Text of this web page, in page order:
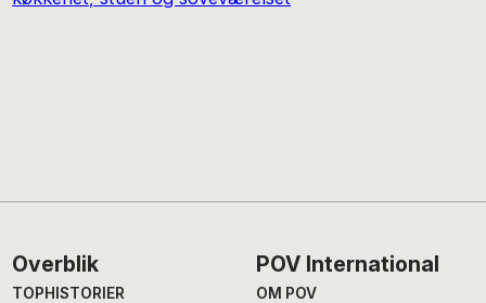
Footer
Overblik
TOPHISTORIER
POV International
OM POV